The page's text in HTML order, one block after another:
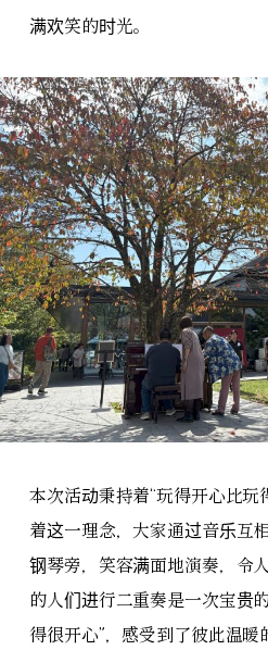
满欢笑的时光。
本次活动秉持着“玩得开心比玩
着这一理念，大家通过音乐互
钢琴旁，笑容满面地演奏，令
的人们进行二重奏是一次宝贵
得很开心”，感受到了彼此温暖